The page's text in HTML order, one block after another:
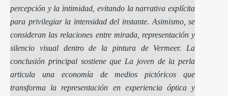
percepción y la intimidad, evitando la narrativa explícita
para privilegiar la intensidad del instante. Asimismo, se
consideran las relaciones entre mirada, representación y
silencio visual dentro de la pintura de Vermeer. La
conclusión principal sostiene que La joven de la perla
articula una economía de medios pictóricos que
transforma la representación en experiencia óptica y